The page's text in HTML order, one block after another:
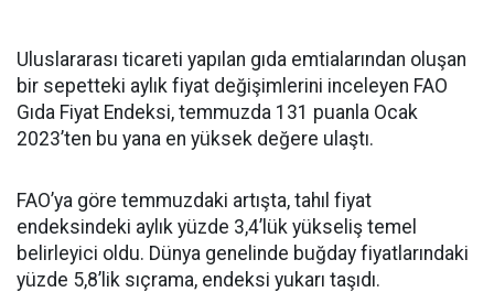
Uluslararası ticareti yapılan gıda emtialarından oluşan
bir sepetteki aylık fiyat değişimlerini inceleyen FAO
Gıda Fiyat Endeksi, temmuzda 131 puanla Ocak
2023’ten bu yana en yüksek değere ulaştı.
FAO’ya göre temmuzdaki artışta, tahıl fiyat
endeksindeki aylık yüzde 3,4’lük yükseliş temel
belirleyici oldu. Dünya genelinde buğday fiyatlarındaki
yüzde 5,8’lik sıçrama, endeksi yukarı taşıdı.